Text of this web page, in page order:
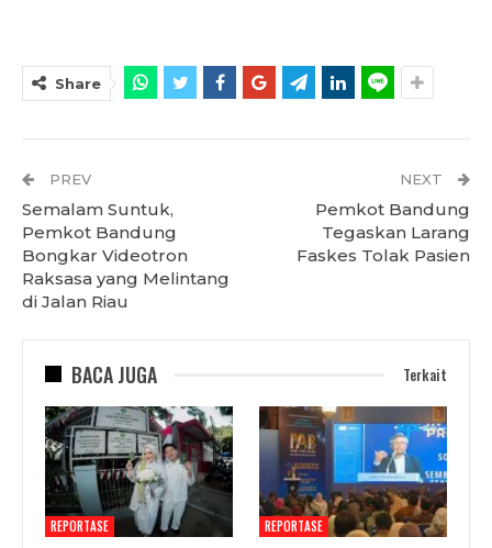
Share
PREV
Semalam Suntuk,
Pemkot Bandung
Bongkar Videotron
Raksasa yang Melintang
di Jalan Riau
NEXT
Pemkot Bandung
Tegaskan Larang
Faskes Tolak Pasien
BACA JUGA Terkait
REPORTASE REPORTASE